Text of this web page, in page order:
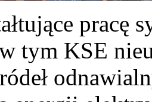
pracę
tym KSE